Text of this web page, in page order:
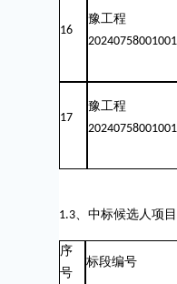
16
豫工程
20240758001001
17
豫工程
20240758001001
1.3、中标候选人项
序
号
标段编号